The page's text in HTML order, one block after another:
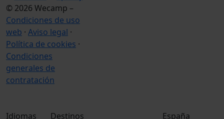
© 2026 Wecamp –
Condiciones de uso
web · Aviso legal ·
Política de cookies ·
Condiciones
generales de
contratación
Idiomas
Destinos
España